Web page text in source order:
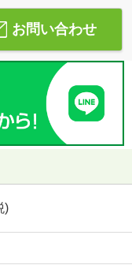
お問い合わせ
)